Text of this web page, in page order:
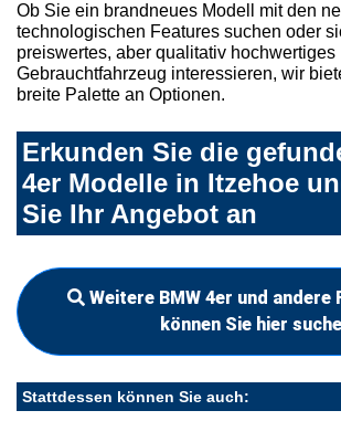
Ob Sie ein brandneues Modell mit den
technologischen Features suchen oder
preiswertes, aber qualitativ hochwertiges
Gebrauchtfahrzeug interessieren, wir
breite Palette an Optionen.
Erkunden Sie die
4er Modelle in Itzehoe
Sie Ihr Angebot an
Weitere BMW 4er und andere
können Sie hier
Stattdessen können Sie auch: